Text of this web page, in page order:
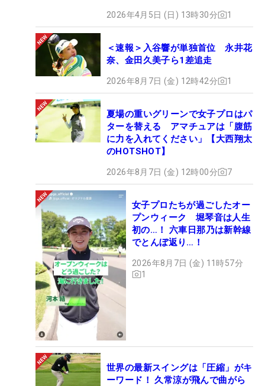
2026年4月5日 (日) 13時30分 1
＜速報＞入谷響が単独首位 永井花
奈、金田久美子ら1差追走
2026年8月7日 (金) 12時42分 1
夏場の重いグリーンで女子プロはパ
ターを替える アマチュアは「腹筋
に力を入れてください」【大西翔太
のHOTSHOT】
2026年8月7日 (金) 12時00分 7
女子プロたちが過ごしたオー
プンウィーク 堀琴音は人生
初の…！ 六車日那乃は新幹線
でとんぼ返り…！
2026年8月7日 (金) 11時57分
1
世界の最新スイングは「圧縮」がキ
ーワード！ 久常涼が飛んで曲がら